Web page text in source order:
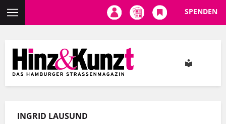
Inhalt
SPENDEN
INGRID LAUSUND